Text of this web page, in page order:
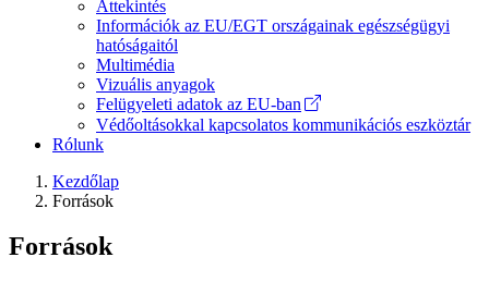
Áttekintés
Információk az EU/EGT országainak egészségügyi
hatóságaitól
Multimédia
Vizuális anyagok
Felügyeleti adatok az EU-ban
Védőoltásokkal kapcsolatos kommunikációs eszköztár
Rólunk
Kezdőlap
Források
Források